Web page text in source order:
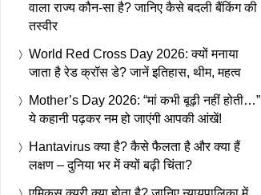
वाला राज्य कौन-सा है? जानिए कैसे बदली बैंकिंग की
तस्वीर
World Red Cross Day 2026: क्यों मनाया
जाता है रेड क्रॉस डे? जानें इतिहास, थीम, महत्व
Mother’s Day 2026: “मां कभी बूढ़ी नहीं होती…”
ये कहानी पढ़कर नम हो जाएंगी आपकी आंखें!
Hantavirus क्या है? कैसे फैलता है और क्या हैं
लक्षण – दुनिया भर में क्यों बढ़ी चिंता?